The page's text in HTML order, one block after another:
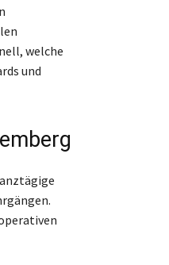
welche
und